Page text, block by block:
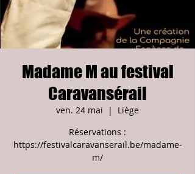
Madame M au festival
Caravansérail
ven. 24 mai
  |
Liège
Réservations :
https://festivalcaravanserail.be/madame-
m/